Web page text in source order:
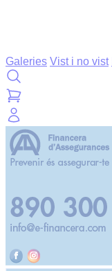
Galeries Vist i no vist